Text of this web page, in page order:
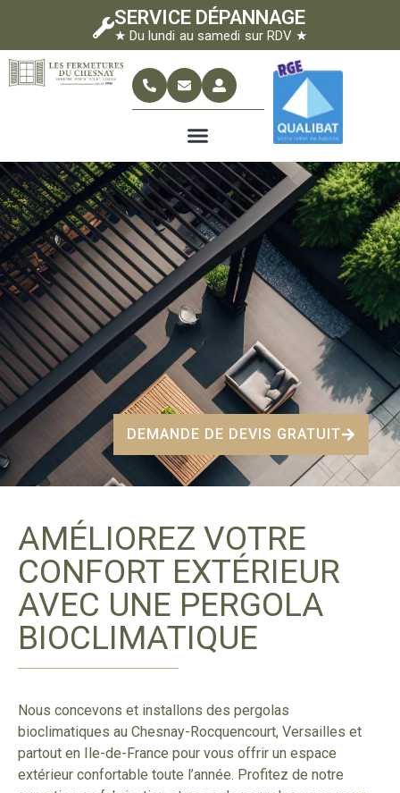
SERVICE DÉPANNAGE
★ Du lundi au samedi sur RDV ★
DEMANDE DE DEVIS GRATUIT
AMÉLIOREZ VOTRE
CONFORT EXTÉRIEUR
AVEC UNE PERGOLA
BIOCLIMATIQUE
Nous concevons et installons des pergolas
bioclimatiques au Chesnay-Rocquencourt, Versailles et
partout en Ile-de-France pour vous offrir un espace
extérieur confortable toute l’année. Profitez de notre